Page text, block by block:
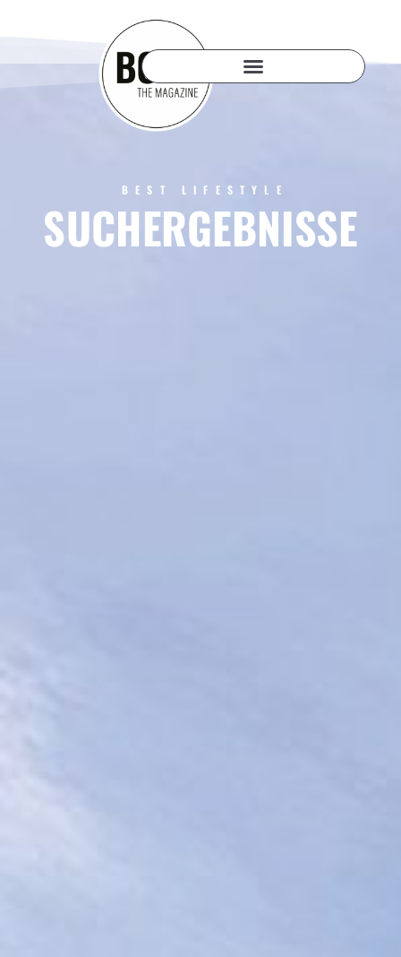
BEST LIFESTYLE
SUCHERGEBNISSE